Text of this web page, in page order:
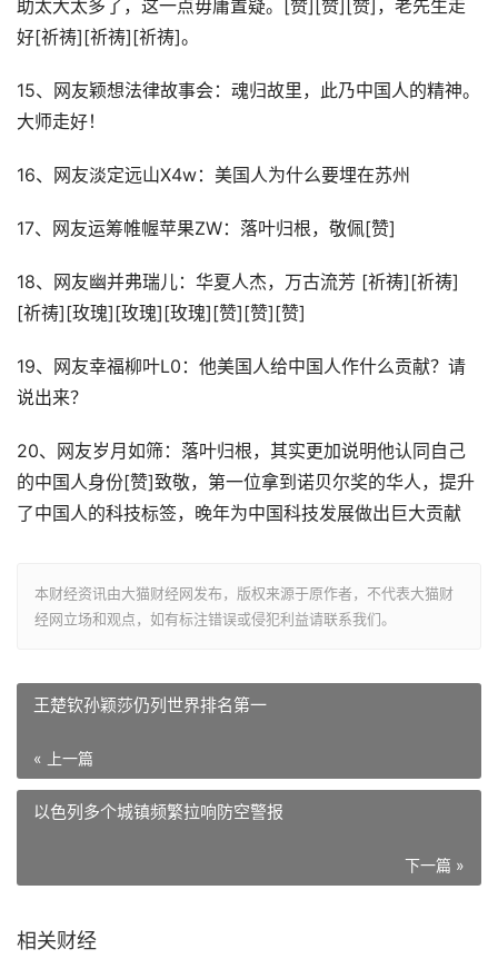
助太大太多了，这一点毋庸置疑。[赞][赞][赞]，老先生走
好[祈祷][祈祷][祈祷]。
15、网友颖想法律故事会：魂归故里，此乃中国人的精神。
大师走好！
16、网友淡定远山X4w：美国人为什么要埋在苏州
17、网友运筹帷幄苹果ZW：落叶归根，敬佩[赞]
18、网友幽并弗瑞儿：华夏人杰，万古流芳 [祈祷][祈祷]
[祈祷][玫瑰][玫瑰][玫瑰][赞][赞][赞]
19、网友幸福柳叶L0：他美国人给中国人作什么贡献？请
说出来？
20、网友岁月如筛：落叶归根，其实更加说明他认同自己
的中国人身份[赞]致敬，第一位拿到诺贝尔奖的华人，提升
了中国人的科技标签，晚年为中国科技发展做出巨大贡献
本财经资讯由大猫财经网发布，版权来源于原作者，不代表大猫财
经网立场和观点，如有标注错误或侵犯利益请联系我们。
王楚钦孙颖莎仍列世界排名第一
« 上一篇
以色列多个城镇频繁拉响防空警报
下一篇 »
相关财经